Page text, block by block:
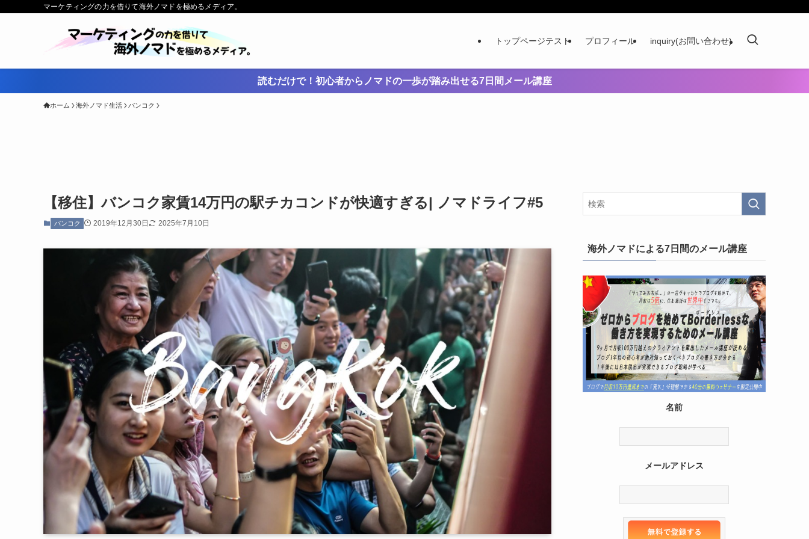
マーケティングの力を借りて海外ノマドを極めるメディア。
トップページテスト プロフィール inquiry(お問い合わせ)
読むだけで！初心者からノマドの一歩が踏み出せる7日間メール講座
ホーム 海外ノマド生活 バンコク
【移住】バンコク家賃14万円の駅チカコンドが快適すぎる| ノマドライフ#5
バンコク 2019年12月30日 2025年7月10日
海外ノマドによる7日間のメール講座
名前
メールアドレス